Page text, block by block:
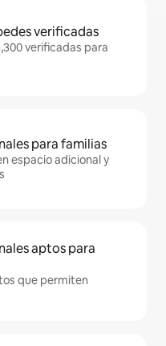
verificadas
verificadas para
para familias
espacio adicional y
aptos para
que permiten